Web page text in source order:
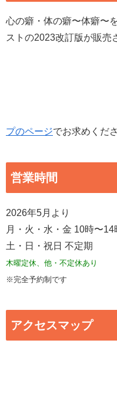
心の癖・体の癖〜体癖〜
ストの2023改訂版が販売
プのページでお求めくださ
営業時間
2026年5月より
月・火・水・金 10時〜14
土・日・祝日 不定期
木曜定休、他・不定休あり
※完全予約制です
アクセスマップ